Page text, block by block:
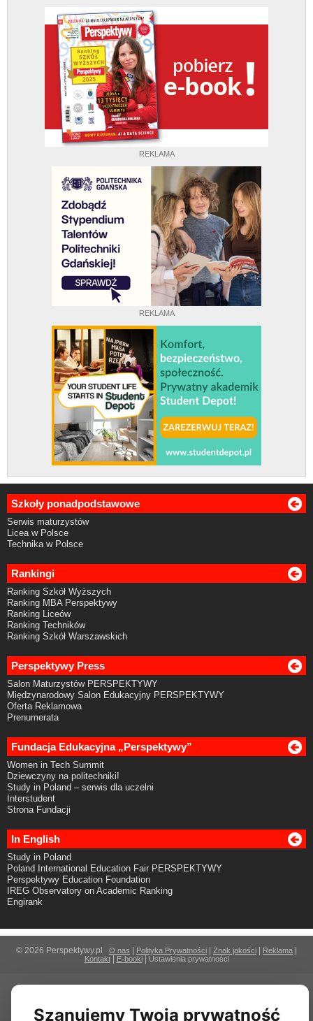
REKLAMA
REKLAMA
Szkoły ponadpodstawowe
Serwis maturzystów
Licea w Polsce
Technika w Polsce
Rankingi
Ranking Szkół Wyższych
Ranking MBA Perspektywy
Ranking Liceów
Ranking Techników
Ranking Szkół Warszawskich
Perspektywy Press
Salon Maturzystów PERSPEKTYWY
Międzynarodowy Salon Edukacyjny PERSPEKTYWY
Oferta Reklamowa
Prenumerata
Fundacja Edukacyjna „Perspektywy”
Women in Tech Summit
Dziewczyny na politechniki!
Study in Poland – serwis dla uczelni
Interstudent
Strona Fundacji
In English
Study in Poland
Poland International Education Fair PERSPEKTYWY
Perspektywy Education Foundation
IREG Observatory on Academic Ranking
Engirank
© 2026 Perspektywy.pl O nas Polityka Prywatności Znak jakości Reklama
Kontakt| E-booki| Ustawienia prywatności
Szanujemy Twoją prywatność